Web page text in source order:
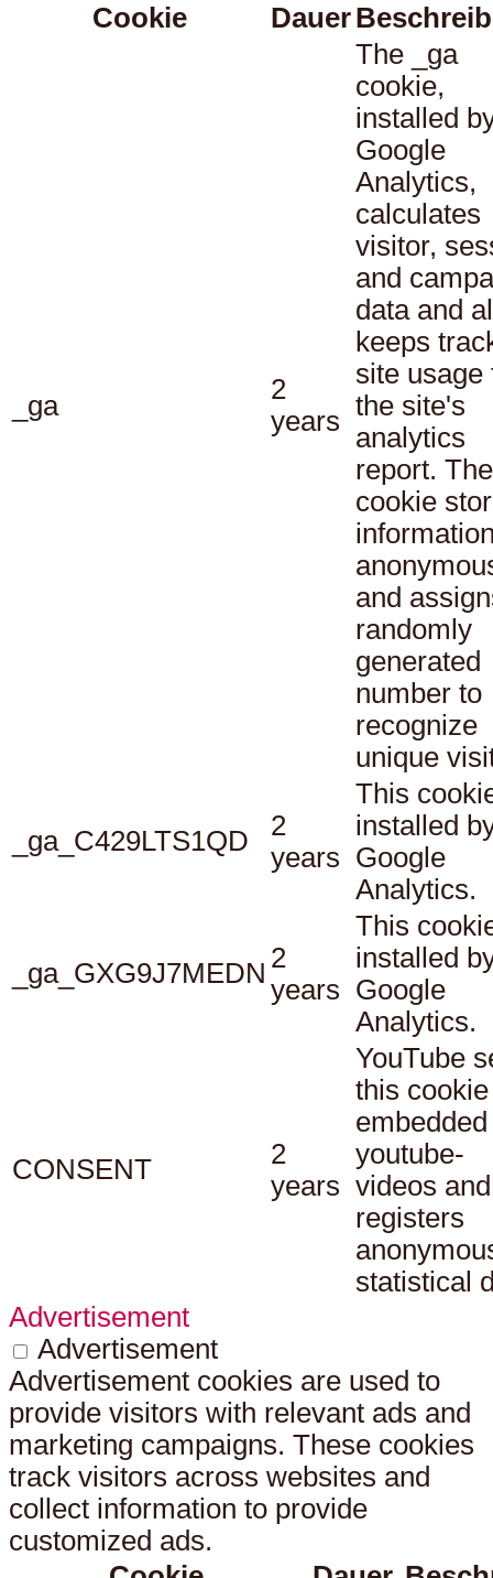
Cookie
Dauer
_ga
2
years
The _ga
cookie,
installed
Google
Analytics,
calculates
visitor,
and
data and
keeps
site usage
the site's
analytics
report. The
cookie
and
randomly
generated
number to
recognize
unique
_ga_C429LTS1QD
2
years
This
installed
Google
Analytics.
_ga_GXG9J7MEDN 2
years
This
installed
Google
Analytics.
CONSENT
2
years
YouTube
this
embedded
youtube-
videos and
registers
statistical
Advertisement
Advertisement
Advertisement cookies are used to
provide visitors with relevant ads and
marketing campaigns. These cookies
track visitors across websites and
collect information to provide
customized ads.